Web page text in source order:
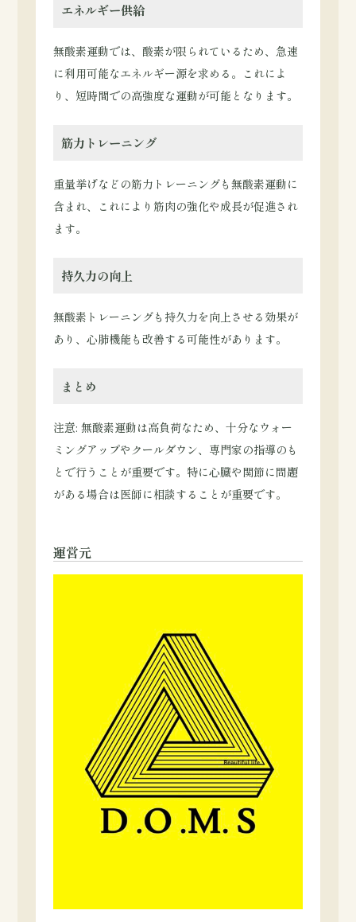
エネルギー供給
無酸素運動では、酸素が限られているため、急速
に利用可能なエネルギー源を求める。これによ
り、短時間での高強度な運動が可能となります。
筋力トレーニング
重量挙げなどの筋力トレーニングも無酸素運動に
含まれ、これにより筋肉の強化や成長が促進され
ます。
持久力の向上
無酸素トレーニングも持久力を向上させる効果が
あり、心肺機能も改善する可能性があります。
まとめ
注意: 無酸素運動は高負荷なため、十分なウォー
ミングアップやクールダウン、専門家の指導のも
とで行うことが重要です。特に心臓や関節に問題
がある場合は医師に相談することが重要です。
運営元